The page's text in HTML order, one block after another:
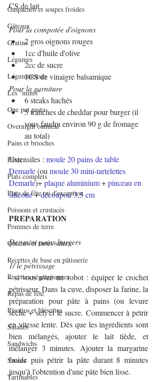
Gaspachos et soupes froides
Gâteaux
Gratins
Légumes
Légumineuses
Les "minis"
One pot pasta
Overnight oatmeal
Pains et brioches
Pâtes
Plats complets
Plats de fête ou d'exception
Poissons et crustacés
Pommes de terre
Quiches et tartes salées
Recettes de base en pâtisserie
Recettes végétariennes
Repas de fête
Risottos et blésottos
Salades
Sandwichs
Sauces
Tartinables
CS de lait
Pour la compotée d'oignons
2 gros oignons rouges
1cc d'huile d'olive
2cc de sucre
1CS de vinaigre balsamique
Pour la garniture
6 steaks hachés
5 tranches de cheddar pour burger (il
vous faudra environ 90 g de fromage
au total)
Ustensiles : moule 20 pains de table
Demarle (ou moule 30 mini-tartelettes
Demarle)+ plaque aluminium + pinceau en
silicone + découpoir 3,5 cm
PREPARATION
Des mini pains burgers
1/ le pétrissage
- si vous avez un robot : équiper le crochet
pétrisseur. Dans la cuve, disposer la farine, la
préparation pour pâte à pains (ou levure
sèche + sel) et le sucre. Commencer à pétrir
en vitesse lente. Dès que les ingrédients sont
bien mélangés, ajouter le lait tiède, et
mélanger 3 minutes. Ajouter la margarine
froide puis pétrir la pâte durant 8 minutes
jusqu'à l'obtention d'une pâte bien lisse.